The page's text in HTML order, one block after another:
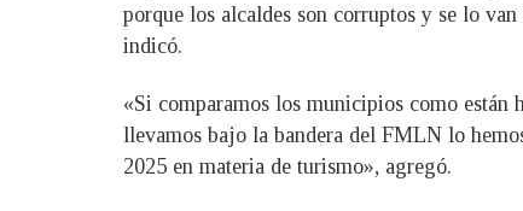
porque los alcaldes son corruptos y se lo
indicó.
«Si comparamos los municipios como están
llevamos bajo la bandera del FMLN lo
2025 en materia de turismo», agregó.